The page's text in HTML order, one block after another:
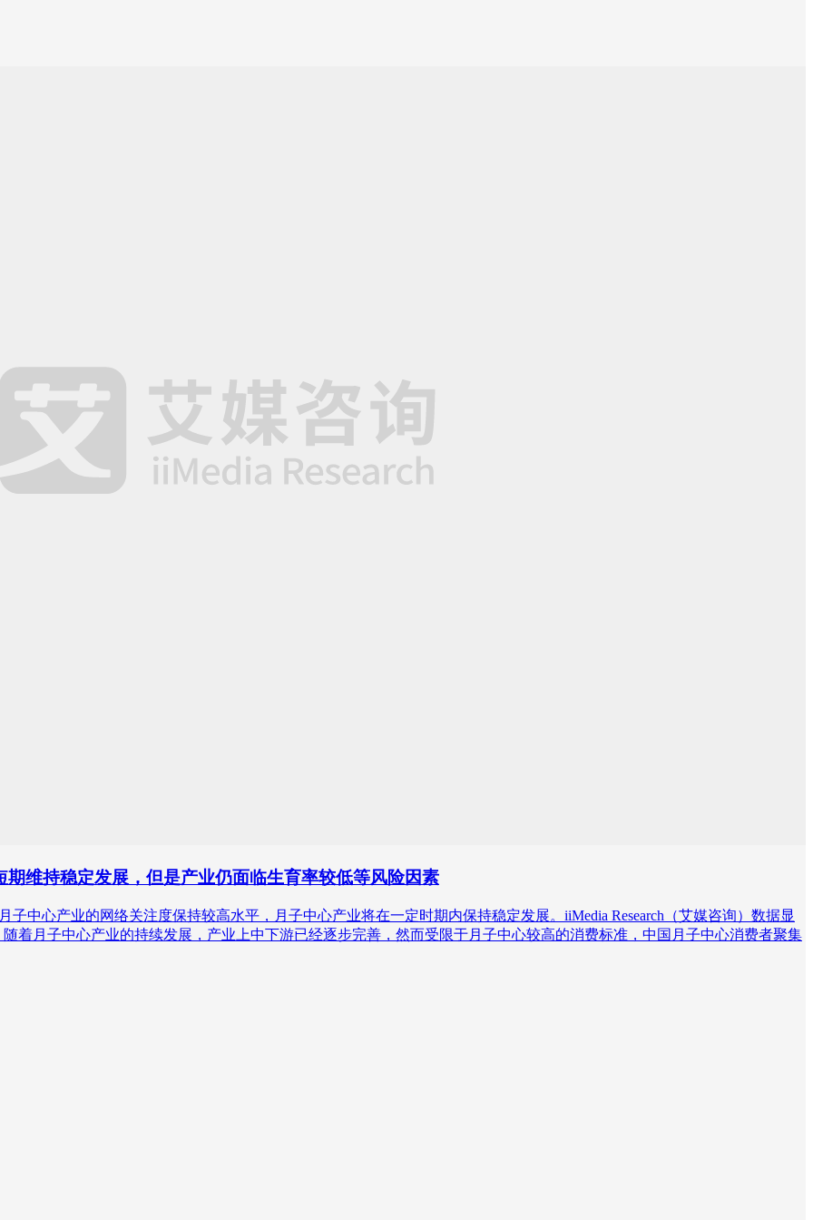
维持稳定发展，但是产业仍面临生育率较低等风险因素
中心产业的网络关注度保持较高水平，月子中心产业将在一定时期内保持稳定发展。iiMedia Research（艾媒咨询）数据显
着月子中心产业的持续发展，产业上中下游已经逐步完善，然而受限于月子中心较高的消费标准，中国月子中心消费者聚集